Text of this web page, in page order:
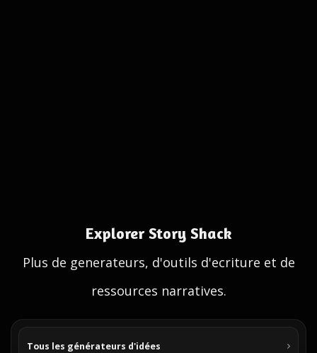
Explorer Story Shack
Plus de generateurs, d'outils d'ecriture et de
ressources narratives.
Tous les générateurs d'idées